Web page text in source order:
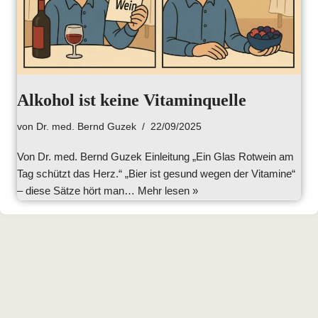
Alkohol ist keine Vitaminquelle
von Dr. med. Bernd Guzek 22/09/2025
Von Dr. med. Bernd Guzek Einleitung „Ein Glas Rotwein am
Tag schützt das Herz.“ „Bier ist gesund wegen der Vitamine“
– diese Sätze hört man… Mehr lesen »